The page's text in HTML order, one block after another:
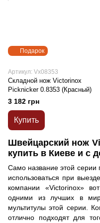
Подарок
Артикул: Vx08353
Складной нож Victorinox
Picknicker 0.8353 (Красный)
3 182 грн
Купить
Швейцарский нож
купить в Киеве и с
Само название этой серии
использоваться при
компании «Victorinox»
одними из лучших в
мультитулы этой серии.
отлично подходят для